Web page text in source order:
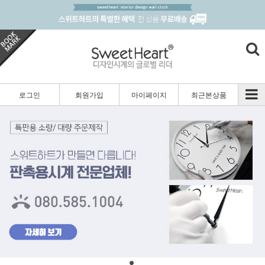
로그인 회원가입 마이페이지 최근본상품